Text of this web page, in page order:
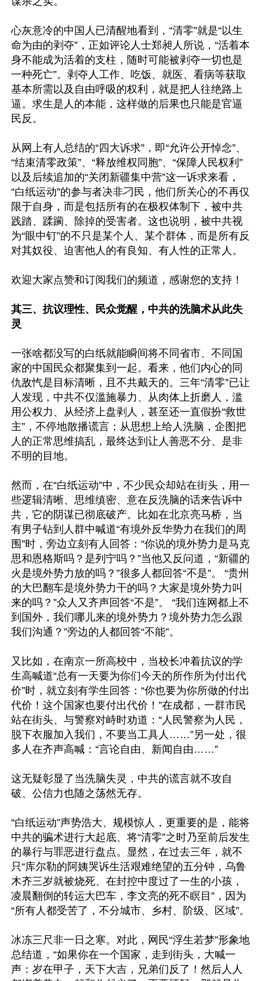
心灰意冷的中国人已清醒地看到，“清零”就是“以生
命为由的剥夺”，正如评论人士郑昶人所说，“活着本
身不能成为活着的支柱，随时可能被剥夺一切也是
一种死亡”。剥夺人工作、吃饭、就医、看病等获取
基本所需以及自由呼吸的权利，就是把人往绝路上
逼。求生是人的本能，这样做的后果也只能是官逼
民反。
从网上有人总结的“四大诉求”，即“允许公开悼念”、
“结束清零政策”、“释放维权同胞”、“保障人民权利”
以及后续追加的“关闭新疆集中营”这一诉求来看，
“白纸运动”的参与者决非刁民，他们所关心的不再仅
限于自身，而是包括所有的在极权体制下，被中共
践踏、蹂躏、除掉的受害者。这也说明，被中共视
为“眼中钉”的不只是某个人、某个群体，而是所有反
对其奴役、迫害他人的有良知、有人性的正常人。
欢迎大家点赞和订阅我们的频道，感谢您的支持！
其三、抗议理性、民众觉醒，中共的洗脑术从此失
灵
一张啥都没写的白纸就能瞬间将不同省市、不同国
家的中国民众都聚集到一起。看来，他们内心的同
仇敌忾是目标清晰，且不共戴天的。三年“清零”已让
人发现，中共不仅滥施暴力、从肉体上折磨人，滥
用公权力、从经济上盘剥人，甚至还一直假扮“救世
主”，不停地散播谎言；从思想上给人洗脑，企图把
人的正常思维搞乱，最终达到让人善恶不分、是非
不明的目地。
然而，在“白纸运动”中，不少民众却站在街头，用一
些逻辑清晰、思维缜密、意在反洗脑的话来告诉中
共，它的阴谋已彻底破产。比如在北京亮马桥，当
有男子钻到人群中喊道“有境外反华势力在我们的周
围”时，旁边立刻有人回答：“你说的境外势力是马克
思和恩格斯吗？是列宁吗？”当他又反问道，“新疆的
火是境外势力放的吗？”很多人都回答“不是”。 “贵州
的大巴翻车是境外势力干的吗？大家是境外势力叫
来的吗？”众人又齐声回答“不是”。 “我们连网都上不
到国外，我们哪儿来的境外势力？境外势力怎么跟
我们沟通？”旁边的人都回答“不能”。
又比如，在南京一所高校中，当校长冲着抗议的学
生高喊道“总有一天要为你们今天的所作所为付出代
价”时，就立刻有学生回答：“你也要为你所做的付出
代价！这个国家也要付出代价！”在成都，一群市民
站在街头、与警察对峙时劝道：“人民警察为人民，
脱下衣服加入我们，不要当工具人……”另一处，很
多人在齐声高喊：“言论自由、新闻自由……”
这无疑彰显了当洗脑失灵，中共的谎言就不攻自
破、公信力也随之荡然无存。
“白纸运动”声势浩大、规模惊人，更重要的是，能将
中共的骗术进行大起底、将“清零”之时乃至前后发生
的暴行与罪恶进行盘点。显然，在过去三年，就不
只“库尔勒的阿姨哭诉生活艰难绝望的五分钟，乌鲁
木齐三岁就被烧死、在封控中度过了一生的小孩，
凌晨翻倒的转运大巴车，李文亮的死不瞑目”，因为
“所有人都受苦了，不分城市、乡村、阶级、区域”。
冰冻三尺非一日之寒。对此，网民“浮生若梦”形象地
总结道，“如果你在一个国家，走到街头，大喊一
声：岁在甲子，天下大吉，兄弟们反了！然后人人